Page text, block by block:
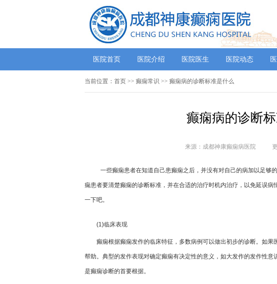
医院首页 医院介绍 医院医生 医院动态
当前位置： 首页 >> 癫痫常识 >> 癫痫病的诊断标准是什么
癫痫病的诊断
来源：成都神康癫痫病医院
一些癫痫患者在知道自己患癫痫之后，并没有对自己的病加以足够
痫患者要清楚癫痫的诊断标准，并在合适的治疗时机内治疗，以免延误
一下吧。
(1)临床表现
癫痫根据癫痫发作的临床特征，多数病例可以做出初步的诊断。如
帮助。典型的发作表现对确定癫痫有决定性的意义，如大发作的发作性
是癫痫诊断的首要根据。